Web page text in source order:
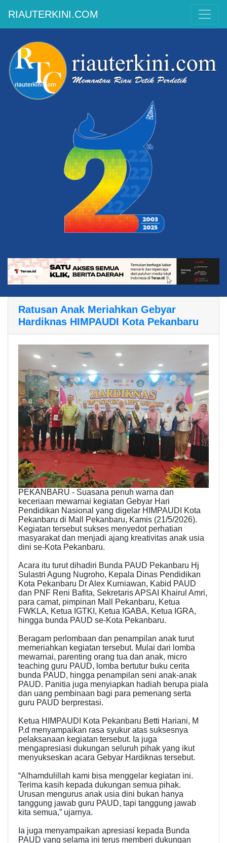
RIAUTERKINI.COM
Ratusan Anak Meriahkan Gebyar
Hardiknas HIMPAUDI Kota Pekanbaru
PEKANBARU - Suasana penuh warna dan
keceriaan mewarnai kegiatan Gebyar Hari
Pendidikan Nasional yang digelar HIMPAUDI Kota
Pekanbaru di Mall Pekanbaru, Kamis (21/5/2026).
Kegiatan tersebut sukses menyedot perhatian
masyarakat dan menjadi ajang kreativitas anak usia
dini se-Kota Pekanbaru.
Acara itu turut dihadiri Bunda PAUD Pekanbaru Hj
Sulastri Agung Nugroho, Kepala Dinas Pendidikan
Kota Pekanbaru Dr Alex Kurniawan, Kabid PAUD
dan PNF Reni Bafita, Sekretaris APSAI Khairul Amri,
para camat, pimpinan Mall Pekanbaru, Ketua
FWKLA, Ketua IGTKI, Ketua IGABA, Ketua IGRA,
hingga bunda PAUD se-Kota Pekanbaru.
Beragam perlombaan dan penampilan anak turut
memeriahkan kegiatan tersebut. Mulai dari lomba
mewarnai, parenting orang tua dan anak, micro
teaching guru PAUD, lomba bertutur buku cerita
bunda PAUD, hingga penampilan seni anak-anak
PAUD. Panitia juga menyiapkan hadiah berupa piala
dan uang pembinaan bagi para pemenang serta
guru PAUD berprestasi.
Ketua HIMPAUDI Kota Pekanbaru Betti Hariani, M
P.d menyampaikan rasa syukur atas suksesnya
pelaksanaan kegiatan tersebut. Ia juga
mengapresiasi dukungan seluruh pihak yang ikut
menyukseskan acara Gebyar Hardiknas tersebut.
“Alhamdulillah kami bisa menggelar kegiatan ini.
Terima kasih kepada dukungan semua pihak.
Urusan mengurus anak usia dini bukan hanya
tanggung jawab guru PAUD, tapi tanggung jawab
kita semua,” ujarnya.
Ia juga menyampaikan apresiasi kepada Bunda
PAUD yang selama ini terus memberi dukungan